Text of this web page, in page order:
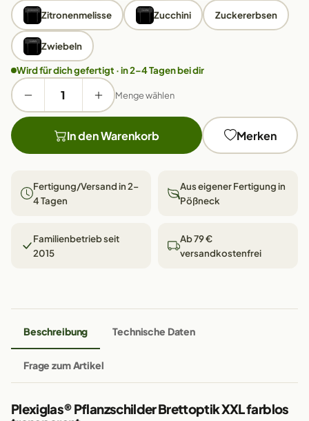
Zitronenmelisse Zucchini Zuckererbsen
Zwiebeln
Wird für dich gefertigt · in 2–4 Tagen bei dir
Menge wählen
In den Warenkorb Merken
Fertigung/Versand in 2–
4 Tagen
Aus eigener Fertigung in
Pößneck
Familienbetrieb seit
2015
Ab 79 €
versandkostenfrei
Beschreibung Technische Daten
Frage zum Artikel
Plexiglas® Pflanzschilder Brettoptik XXL farblos